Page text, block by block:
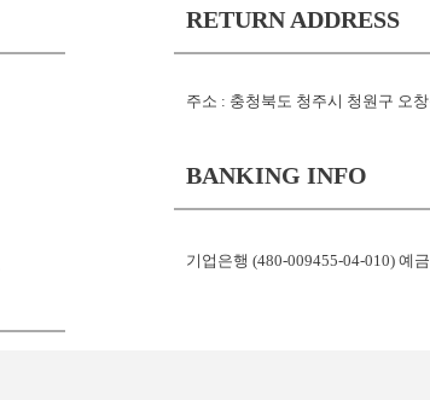
RETURN ADDRESS
주소 : 충청북도 청주시 청원구 오
BANKING INFO
기업은행 (480-009455-04-010) 예